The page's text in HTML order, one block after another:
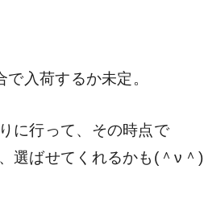
入荷するか未定。
に行って、その時点で
選ばせてくれるかも(＾ν＾)